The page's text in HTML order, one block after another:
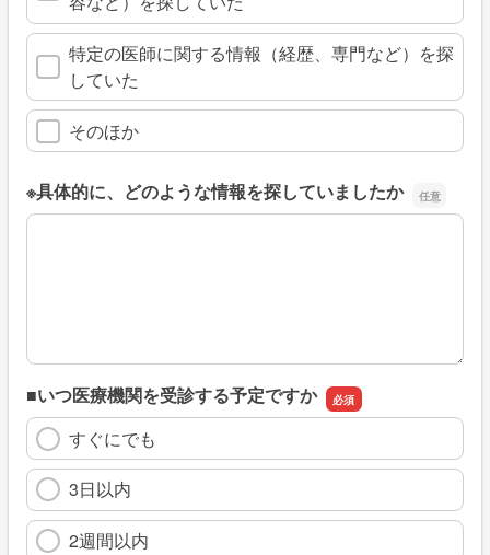
特定の医師に関する情報（経歴、専門など）を探
していた
そのほか
※具体的に、どのような情報を探していましたか
※具体的に、どのような情報を探していましたか
■いつ医療機関を受診する予定ですか
すぐにでも
3日以内
2週間以内